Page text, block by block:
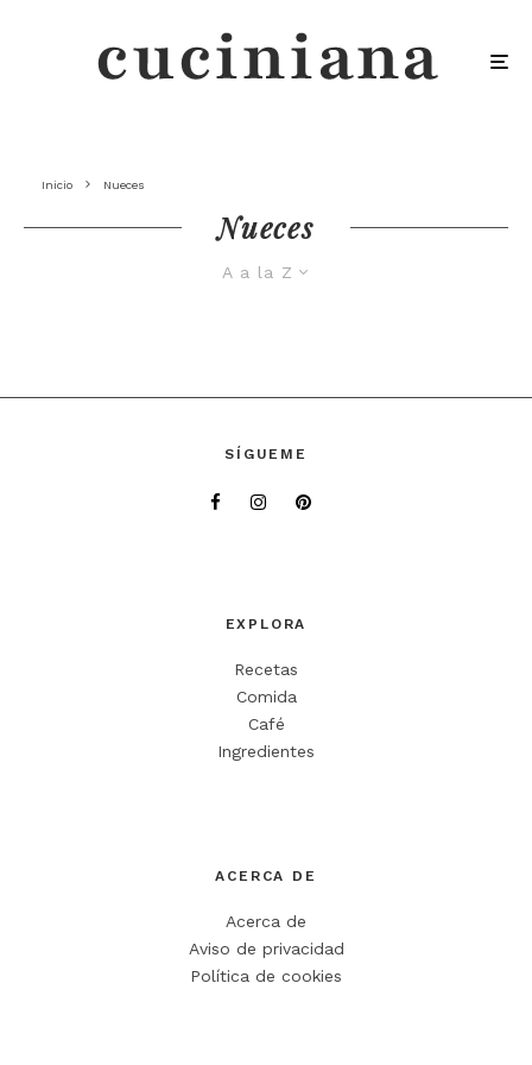
Inicio Nueces
Nueces
A a la Z
SÍGUEME
EXPLORA
Recetas
Comida
Café
Ingredientes
ACERCA DE
Acerca de
Aviso de privacidad
Política de cookies